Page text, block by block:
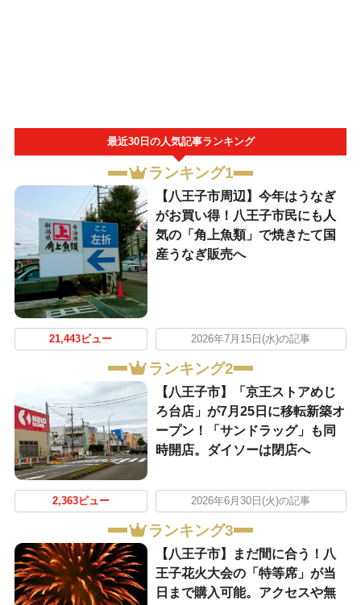
最近30日の人気記事ランキング
ランキング1
【八王子市周辺】今年はうなぎ
がお買い得！八王子市民にも人
気の「角上魚類」で焼きたて国
産うなぎ販売へ
21,443ビュー 2026年7月15日(水)の記事
ランキング2
【八王子市】「京王ストアめじ
ろ台店」が7月25日に移転新築オ
ープン！「サンドラッグ」も同
時開店。ダイソーは閉店へ
2,363ビュー 2026年6月30日(火)の記事
ランキング3
【八王子市】まだ間に合う！八
王子花火大会の「特等席」が当
日まで購入可能。アクセスや無